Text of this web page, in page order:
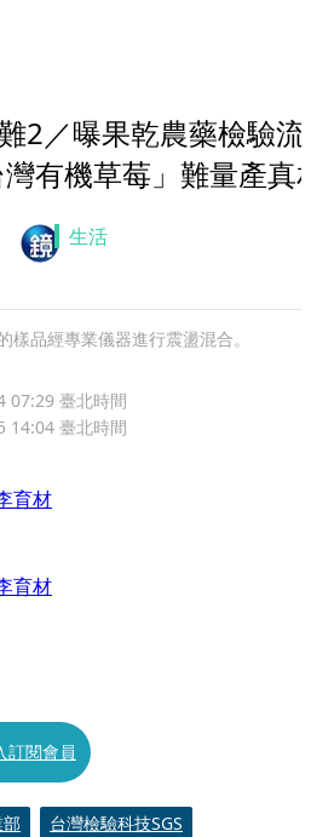
2／曝果乾農藥檢驗流
有機草莓」難量產真
生活
樣品經專業儀器進行震盪混合。
07:29 臺北時間
14:04 臺北時間
育材
育材
訂閱會員
部 台灣檢驗科技SGS